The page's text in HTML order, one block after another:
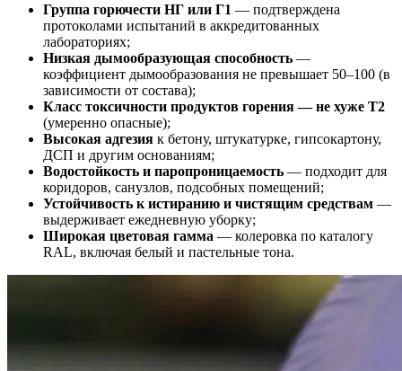
Группа горючести НГ или Г1 — подтверждена
протоколами испытаний в аккредитованных
лабораториях;
Низкая дымообразующая способность —
коэффициент дымообразования не превышает 50–100 (в
зависимости от состава);
Класс токсичности продуктов горения — не хуже Т2
(умеренно опасные);
Высокая адгезия к бетону, штукатурке, гипсокартону,
ДСП и другим основаниям;
Водостойкость и паропроницаемость — подходит для
коридоров, санузлов, подсобных помещений;
Устойчивость к истиранию и чистящим средствам —
выдерживает ежедневную уборку;
Широкая цветовая гамма — колеровка по каталогу
RAL, включая белый и пастельные тона.